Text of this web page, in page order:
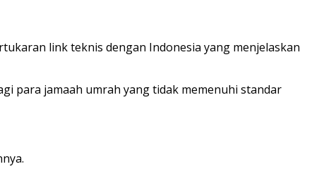
link teknis dengan Indonesia yang menjelaskan
para jamaah umrah yang tidak memenuhi standar